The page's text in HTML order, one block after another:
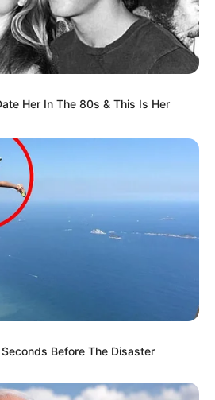
Her In The 80s & This Is Her
Before The Disaster